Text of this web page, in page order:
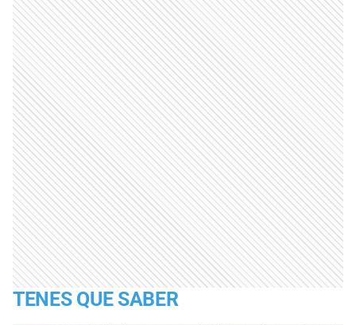
TENES QUE SABER